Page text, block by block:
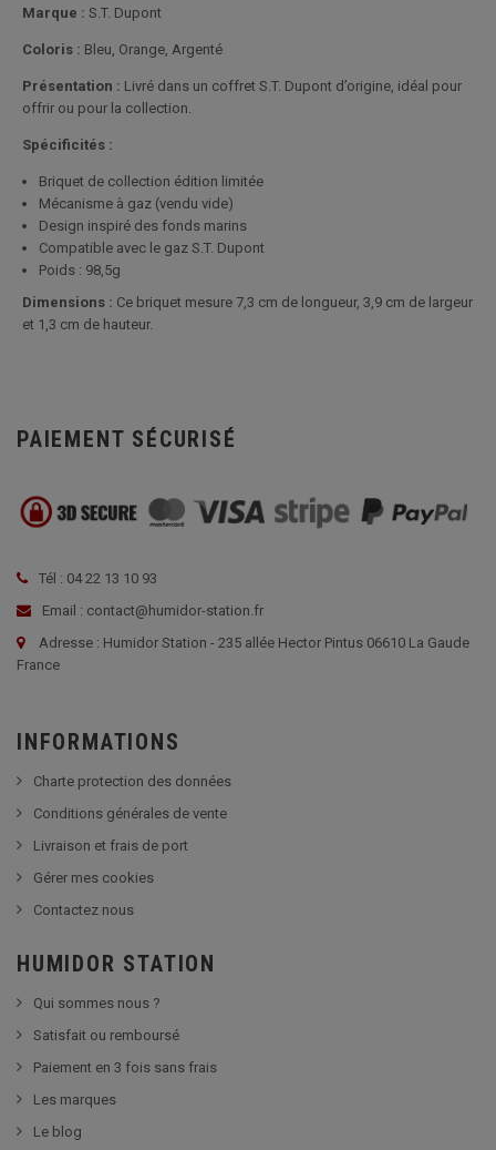
Marque : S.T. Dupont
Coloris : Bleu, Orange, Argenté
Présentation : Livré dans un coffret S.T. Dupont d’origine, idéal pour
offrir ou pour la collection.
Spécificités :
Briquet de collection édition limitée
Mécanisme à gaz (vendu vide)
Design inspiré des fonds marins
Compatible avec le gaz S.T. Dupont
Poids : 98,5g
Dimensions : Ce briquet mesure 7,3 cm de longueur, 3,9 cm de largeur
et 1,3 cm de hauteur.
PAIEMENT SÉCURISÉ
Tél : 04 22 13 10 93
Email : contact@humidor-station.fr
Adresse : Humidor Station - 235 allée Hector Pintus 06610 La Gaude
France
INFORMATIONS
Charte protection des données
Conditions générales de vente
Livraison et frais de port
Gérer mes cookies
Contactez nous
HUMIDOR STATION
Qui sommes nous ?
Satisfait ou remboursé
Paiement en 3 fois sans frais
Les marques
Le blog